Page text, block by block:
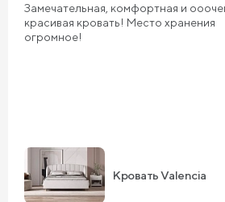
Замечательная, комфортная и
красивая кровать! Место хранения
огромное!
Кровать Valencia